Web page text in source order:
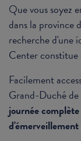
Que vous soyez
dans la province
recherche d'une
Center constitue
Facilement
Grand-Duché
journée